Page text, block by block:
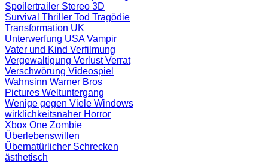
Spoilertrailer Stereo 3D
Survival Thriller Tod Tragödie
Transformation UK
Unterwerfung USAVampir
Vater und Kind Verfilmung
Vergewaltigung VerlustVerrat
Verschwörung Videospiel
Wahnsinn Warner Bros
Pictures Weltuntergang
Wenige gegen Viele Windows
wirklichkeitsnaher Horror
Xbox One Zombie
Überlebenswillen
Übernatürlicher Schrecken
ästhetisch